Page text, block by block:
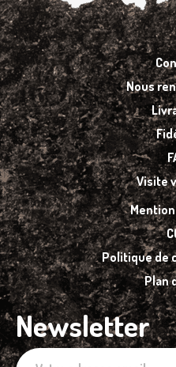
Nous
Visite
Politique de
Plan
Newsletter